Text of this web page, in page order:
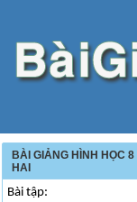
BÀI GIẢNG HÌNH HỌC
HAI
Bài tập: